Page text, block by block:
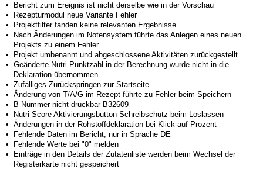
•
Bericht zum Ereignis ist nicht derselbe wie in der Vorschau
•
Rezepturmodul neue Variante Fehler
•
Projektfilter fanden keine relevanten Ergebnisse
•
Nach Änderungen im Notensystem führte das Anlegen eines neuen
Projekts zu einem Fehler
•
Projekt umbenannt und abgeschlossene Aktivitäten zurückgestellt
• Geänderte Nutri-Punktzahl in der Berechnung wurde nicht in die
Deklaration übernommen
• Zufälliges Zurückspringen zur Startseite
• Änderung von T/A/G im Rezept führte zu Fehler beim Speichern
•
B-Nummer nicht druckbar B32609
•
Nutri Score Aktivierungsbutton Schreibschutz beim Loslassen
• Änderungen in der Rohstoffdeklaration bei Klick auf Prozent
•
Fehlende Daten im Bericht, nur in Sprache DE
•
Fehlende Werte bei "0" melden
•
Einträge in den Details der Zutatenliste werden beim Wechsel der
Registerkarte nicht gespeichert